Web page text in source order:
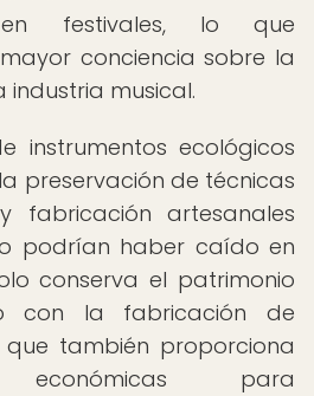
en festivales, lo que
conciencia sobre la
industria musical.
instrumentos ecológicos
preservación de técnicas
fabricación artesanales
podrían haber caído en
conserva el patrimonio
con la fabricación de
que también proporciona
económicas para